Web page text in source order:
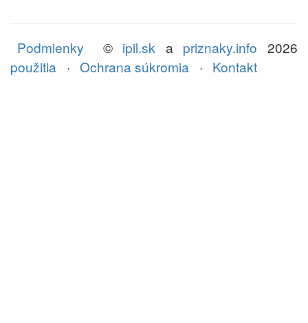
© ipil.sk a priznaky.info 2026
Podmienky
použitia · Ochrana súkromia · Kontakt